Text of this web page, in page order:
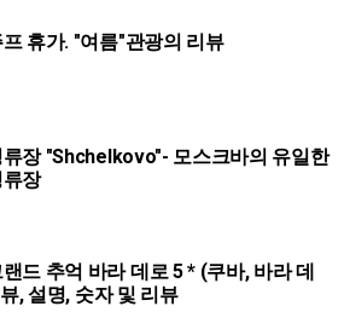
휴가. "여름"관광의 리뷰
류장 "Shchelkovo"- 모스크바의 유일한
장
드 추억 바라 데로 5 * (쿠바, 바라 데
, 설명, 숫자 및 리뷰